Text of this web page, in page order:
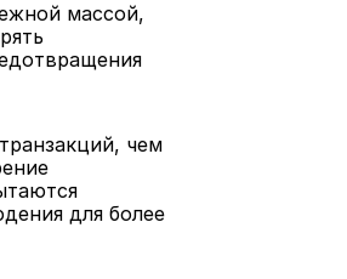
массой,
чем
для более